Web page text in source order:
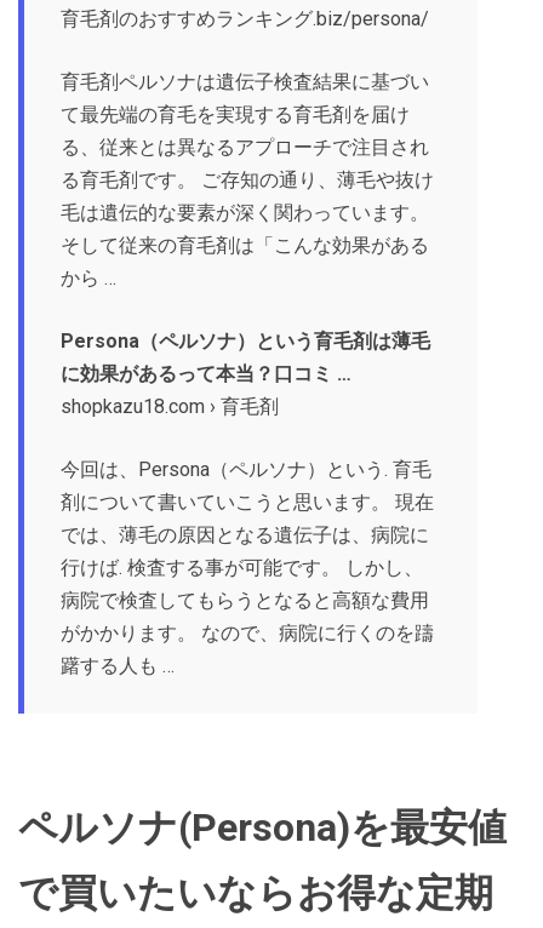
育毛剤のおすすめランキング.biz/persona/
育毛剤ペルソナは遺伝子検査結果に基づい
て最先端の育毛を実現する育毛剤を届け
る、従来とは異なるアプローチで注目され
る育毛剤です。 ご存知の通り、薄毛や抜け
毛は遺伝的な要素が深く関わっています。
そして従来の育毛剤は「こんな効果がある
から …
Persona（ペルソナ）という育毛剤は薄毛
に効果があるって本当？口コミ …
shopkazu18.com › 育毛剤
今回は、Persona（ペルソナ）という. 育毛
剤について書いていこうと思います。 現在
では、薄毛の原因となる遺伝子は、病院に
行けば. 検査する事が可能です。 しかし、
病院で検査してもらうとなると高額な費用
がかかります。 なので、病院に行くのを躊
躇する人も …
ペルソナ(Persona)を最安値
で買いたいならお得な定期